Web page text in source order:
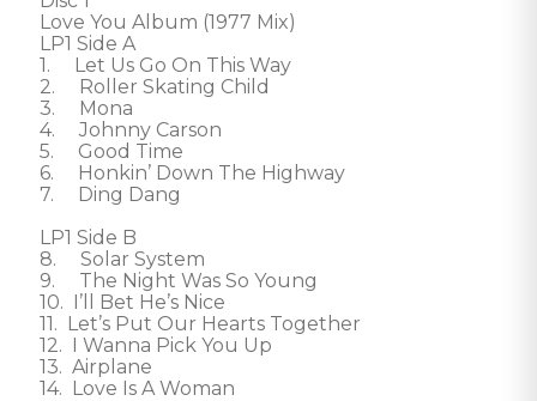
Love You Album (1977 Mix)
LP1 Side A
1.     Let Us Go On This Way
2.     Roller Skating Child
3.     Mona
4.     Johnny Carson
5.     Good Time
6.     Honkin’ Down The Highway
7.     Ding Dang
LP1 Side B
8.     Solar System
9.     The Night Was So Young
10.  I’ll Bet He’s Nice
11.  Let’s Put Our Hearts Together
12.  I Wanna Pick You Up
13.  Airplane
14.  Love Is A Woman